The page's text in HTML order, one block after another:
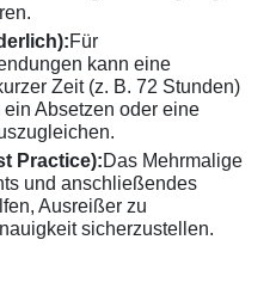
Für
kann eine
Zeit (z. B. 72 Stunden)
Absetzen oder eine
Practice):Das Mehrmalige
und anschließendes
Ausreißer zu
sicherzustellen.